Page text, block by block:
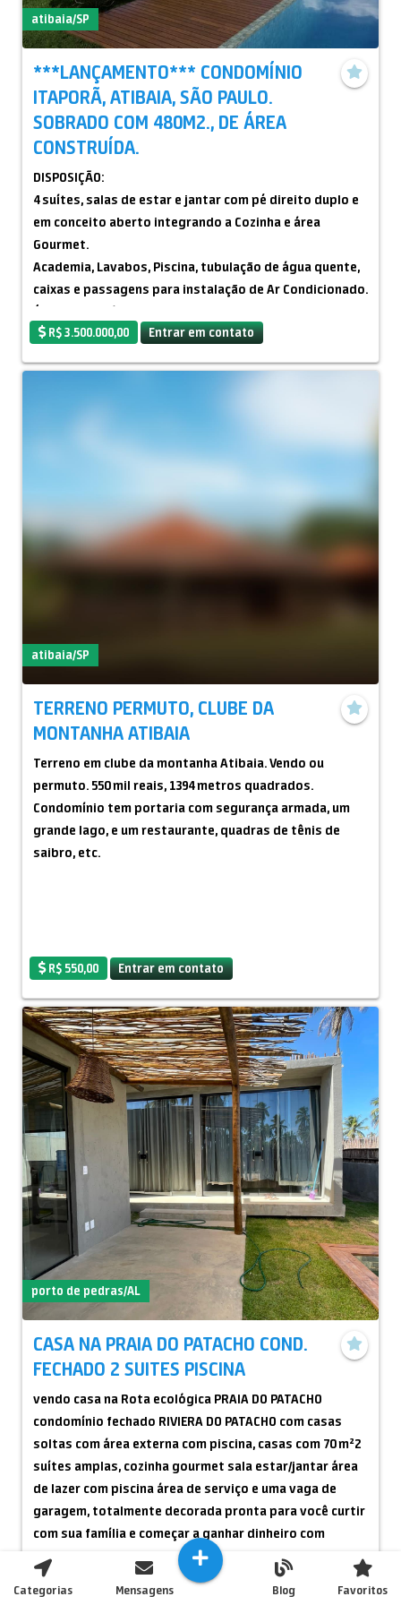
atibaia/SP
***LANÇAMENTO*** CONDOMÍNIO
ITAPORÃ, ATIBAIA, SÃO PAULO.
SOBRADO COM 480M2., DE ÁREA
CONSTRUÍDA.
DISPOSIÇÃO:
4 suítes, salas de estar e jantar com pé direito duplo e
em conceito aberto integrando a Cozinha e área
Gourmet.
Academia, Lavabos, Piscina, tubulação de água quente,
caixas e passagens para instalação de Ar Condicionado.
Área Construída: 480,00m2.
Tipo de construção: Alvenaria em fino acabamento.
PRAZO DE ENTREGA: SETEMBRO DE 2024.
diretamente pelo proprietário ou por parceiros
cadastrados. No ato das consultas, as condições e
informações apresentadas inicialmente, serão
confirmadas e poderão ser alteradas, mudadas ou
ESTIVER DIRETO COM O REAL INTERESSADO.
R$ 3.500.000,00 Entrar em contato
atibaia/SP
TERRENO PERMUTO, CLUBE DA
MONTANHA ATIBAIA
Terreno em clube da montanha Atibaia. Vendo ou
permuto. 550 mil reais, 1394 metros quadrados.
Condomínio tem portaria com segurança armada, um
grande lago, e um restaurante, quadras de tênis de
saibro, etc.
R$ 550,00 Entrar em contato
porto de pedras/AL
CASA NA PRAIA DO PATACHO COND.
FECHADO 2 SUITES PISCINA
vendo casa na Rota ecológica PRAIA DO PATACHO
condomínio fechado RIVIERA DO PATACHO com casas
soltas com área externa com piscina, casas com 70 m²2
suítes amplas, cozinha gourmet sala estar/jantar área
de lazer com piscina área de serviço e uma vaga de
garagem, totalmente decorada pronta para você curtir
com sua família e começar a ganhar dinheiro com
locações por temporada
VALOR DO IMÓVEL R$ 460 mil quitada consulte Machado
pelo zap 82-982291845 para agendar visita ou conhecer
Categorias Mensagens Blog Favoritos